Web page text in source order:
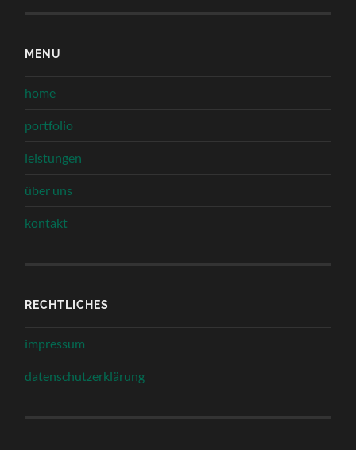
MENU
home
portfolio
leistungen
über uns
kontakt
RECHTLICHES
impressum
datenschutzerklärung